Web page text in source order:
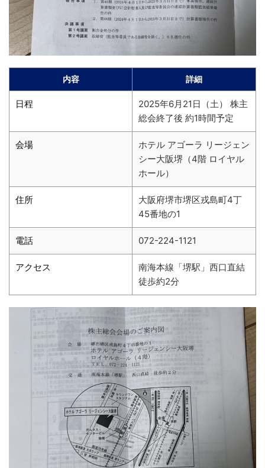
内容 詳細
日程
2025年6月21日（土） 株主
総会終了後 約1時間予定
会場
ホテル アゴーラ リージェン
シー大阪堺（4階 ロイヤル
ホール）
住所
大阪府堺市堺区戎島町4丁
45番地の1
電話 072-224-1121
アクセス
南海本線「堺駅」西口直結
徒歩約2分